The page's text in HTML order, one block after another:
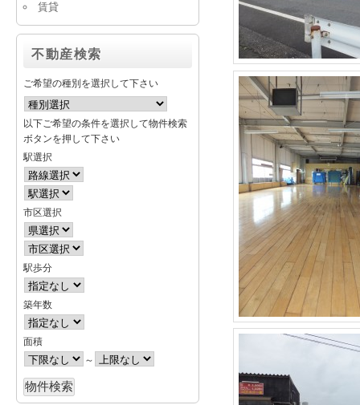
賃貸
不動産検索
ご希望の種別を選択して下さい
以下ご希望の条件を選択して物件検索
ボタンを押して下さい
駅選択
市区選択
駅歩分
築年数
面積
～